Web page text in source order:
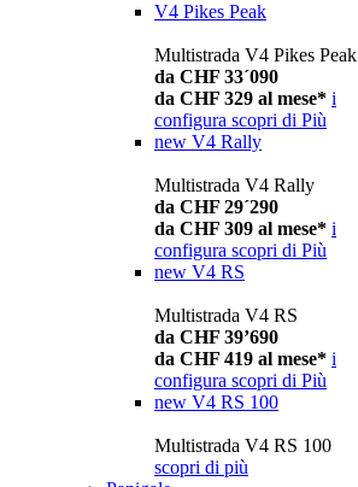
V4 Pikes Peak
Multistrada V4 Pikes Peak
da CHF 33´090
da CHF 329 al mese* i
configura scopri di Più
new V4 Rally
Multistrada V4 Rally
da CHF 29´290
da CHF 309 al mese* i
configura scopri di Più
new V4 RS
Multistrada V4 RS
da CHF 39’690
da CHF 419 al mese* i
configura scopri di Più
new V4 RS 100
Multistrada V4 RS 100
scopri di più